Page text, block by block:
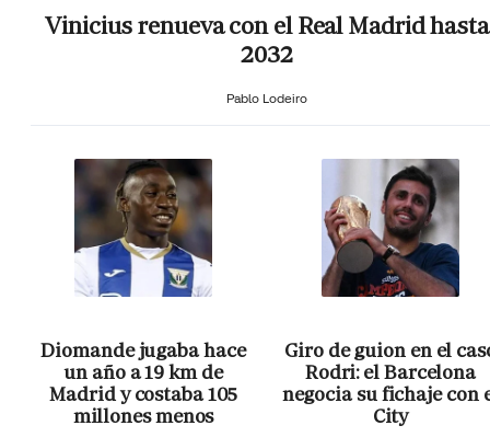
Vinicius renueva con el Real Madrid hasta
2032
Pablo Lodeiro
Diomande jugaba hace
un año a 19 km de
Madrid y costaba 105
millones menos
Giro de guion en el
Rodri: el Barcelona
negocia su fichaje con
City